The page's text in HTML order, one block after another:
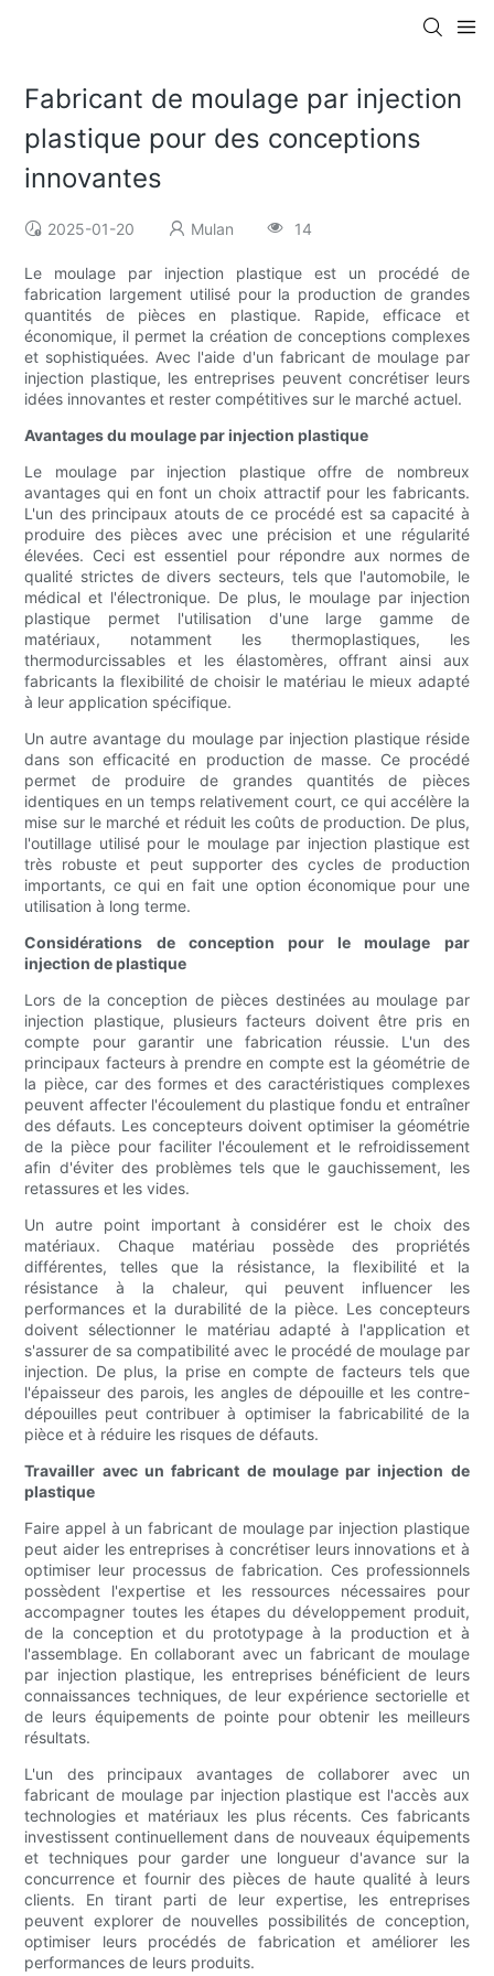
Fabricant de moulage par injection
plastique pour des conceptions
innovantes
2025-01-20 Mulan 14
Le moulage par injection plastique est un procédé de
fabrication largement utilisé pour la production de grandes
quantités de pièces en plastique. Rapide, efficace et
économique, il permet la création de conceptions complexes
et sophistiquées. Avec l'aide d'un fabricant de moulage par
injection plastique, les entreprises peuvent concrétiser leurs
idées innovantes et rester compétitives sur le marché actuel.
Avantages du moulage par injection plastique
Le moulage par injection plastique offre de nombreux
avantages qui en font un choix attractif pour les fabricants.
L'un des principaux atouts de ce procédé est sa capacité à
produire des pièces avec une précision et une régularité
élevées. Ceci est essentiel pour répondre aux normes de
qualité strictes de divers secteurs, tels que l'automobile, le
médical et l'électronique. De plus, le moulage par injection
plastique permet l'utilisation d'une large gamme de
matériaux, notamment les thermoplastiques, les
thermodurcissables et les élastomères, offrant ainsi aux
fabricants la flexibilité de choisir le matériau le mieux adapté
à leur application spécifique.
Un autre avantage du moulage par injection plastique réside
dans son efficacité en production de masse. Ce procédé
permet de produire de grandes quantités de pièces
identiques en un temps relativement court, ce qui accélère la
mise sur le marché et réduit les coûts de production. De plus,
l'outillage utilisé pour le moulage par injection plastique est
très robuste et peut supporter des cycles de production
importants, ce qui en fait une option économique pour une
utilisation à long terme.
Considérations de conception pour le moulage par
injection de plastique
Lors de la conception de pièces destinées au moulage par
injection plastique, plusieurs facteurs doivent être pris en
compte pour garantir une fabrication réussie. L'un des
principaux facteurs à prendre en compte est la géométrie de
la pièce, car des formes et des caractéristiques complexes
peuvent affecter l'écoulement du plastique fondu et entraîner
des défauts. Les concepteurs doivent optimiser la géométrie
de la pièce pour faciliter l'écoulement et le refroidissement
afin d'éviter des problèmes tels que le gauchissement, les
retassures et les vides.
Un autre point important à considérer est le choix des
matériaux. Chaque matériau possède des propriétés
différentes, telles que la résistance, la flexibilité et la
résistance à la chaleur, qui peuvent influencer les
performances et la durabilité de la pièce. Les concepteurs
doivent sélectionner le matériau adapté à l'application et
s'assurer de sa compatibilité avec le procédé de moulage par
injection. De plus, la prise en compte de facteurs tels que
l'épaisseur des parois, les angles de dépouille et les contre-
dépouilles peut contribuer à optimiser la fabricabilité de la
pièce et à réduire les risques de défauts.
Travailler avec un fabricant de moulage par injection de
plastique
Faire appel à un fabricant de moulage par injection plastique
peut aider les entreprises à concrétiser leurs innovations et à
optimiser leur processus de fabrication. Ces professionnels
possèdent l'expertise et les ressources nécessaires pour
accompagner toutes les étapes du développement produit,
de la conception et du prototypage à la production et à
l'assemblage. En collaborant avec un fabricant de moulage
par injection plastique, les entreprises bénéficient de leurs
connaissances techniques, de leur expérience sectorielle et
de leurs équipements de pointe pour obtenir les meilleurs
résultats.
L'un des principaux avantages de collaborer avec un
fabricant de moulage par injection plastique est l'accès aux
technologies et matériaux les plus récents. Ces fabricants
investissent continuellement dans de nouveaux équipements
et techniques pour garder une longueur d'avance sur la
concurrence et fournir des pièces de haute qualité à leurs
clients. En tirant parti de leur expertise, les entreprises
peuvent explorer de nouvelles possibilités de conception,
optimiser leurs procédés de fabrication et améliorer les
performances de leurs produits.